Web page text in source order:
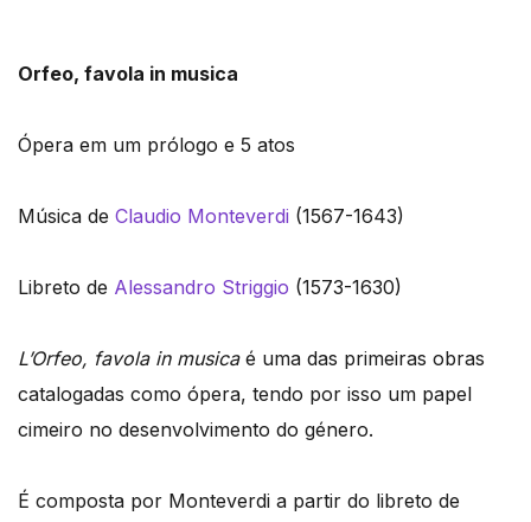
Orfeo, favola in musica
Ópera em um prólogo e 5 atos
Música de Claudio Monteverdi (1567-1643)
Libreto de Alessandro Striggio (1573-1630)
L’Orfeo, favola in musicaé uma das primeiras obras
catalogadas como ópera, tendo por isso um papel
cimeiro no desenvolvimento do género.
É composta por Monteverdi a partir do libreto de